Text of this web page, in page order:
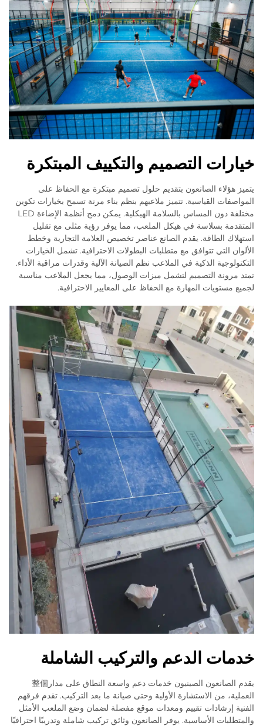
خيارات التصميم والتكييف المبتكرة
يتميز هؤلاء الصانعون بتقديم حلول تصميم مبتكرة مع الحفاظ على
المواصفات القياسية. تتميز ملاعبهم بنظم بناء مرنة تسمح بخيارات تكوين
مختلفة دون المساس بالسلامة الهيكلية. يمكن دمج أنظمة الإضاءة LED
المتقدمة بسلاسة في هيكل الملعب، مما يوفر رؤية مثلى مع تقليل
استهلاك الطاقة. يقدم الصانع عناصر تخصيص العلامة التجارية وخطط
الألوان التي تتوافق مع متطلبات البطولات الاحترافية. تشمل الخيارات
التكنولوجية الذكية في الملاعب نظم الصيانة الآلية وقدرات مراقبة الأداء.
تمتد مرونة التصميم لتشمل ميزات الوصول، مما يجعل الملاعب مناسبة
لجميع مستويات المهارة مع الحفاظ على المعايير الاحترافية.
خدمات الدعم والتركيب الشاملة
يقدم الصانعون الصينيون خدمات دعم واسعة النطاق على مدار整個
العملية، من الاستشارة الأولية وحتى صيانة ما بعد التركيب. تقدم فرقهم
الفنية إرشادات تقييم ومعدات موقع مفصلة لضمان وضع الملعب الأمثل
والمتطلبات الأساسية. يوفر الصانعون وثائق تركيب شاملة وتدريبًا احترافيًا